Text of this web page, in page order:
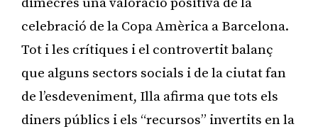
celebració de la Copa Amèrica a Barcelona.
Tot i les crítiques i el controvertit balanç
que alguns sectors socials i de la ciutat fan
de l’esdeveniment, Illa afirma que tots els
diners públics i els “recursos” invertits en la